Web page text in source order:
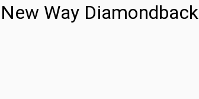
Way Diamondback